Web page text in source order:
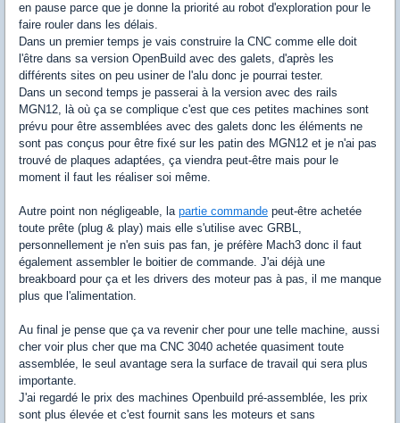
en pause parce que je donne la priorité au robot d'exploration pour le
faire rouler dans les délais.
Dans un premier temps je vais construire la CNC comme elle doit
l'être dans sa version OpenBuild avec des galets, d'après les
différents sites on peu usiner de l'alu donc je pourrai tester.
Dans un second temps je passerai à la version avec des rails
MGN12, là où ça se complique c'est que ces petites machines sont
prévu pour être assemblées avec des galets donc les éléments ne
sont pas conçus pour être fixé sur les patin des MGN12 et je n'ai pas
trouvé de plaques adaptées, ça viendra peut-être mais pour le
moment il faut les réaliser soi même.
Autre point non négligeable, la partie commande peut-être achetée
toute prête (plug & play) mais elle s'utilise avec GRBL,
personnellement je n'en suis pas fan, je préfère Mach3 donc il faut
également assembler le boitier de commande. J'ai déjà une
breakboard pour ça et les drivers des moteur pas à pas, il me manque
plus que l'alimentation.
Au final je pense que ça va revenir cher pour une telle machine, aussi
cher voir plus cher que ma CNC 3040 achetée quasiment toute
assemblée, le seul avantage sera la surface de travail qui sera plus
importante.
J'ai regardé le prix des machines Openbuild pré-assemblée, les prix
sont plus élevée et c'est fournit sans les moteurs et sans